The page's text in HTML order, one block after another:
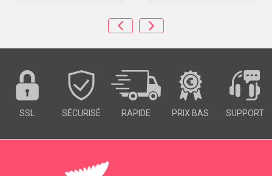
SSL SÉCURISÉ RAPIDE PRIX BAS SUPPORT